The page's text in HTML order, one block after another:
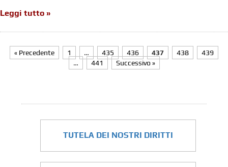
Leggi tutto »
« Precedente 1 … 435 436 437 438
439
…
441 Successivo »
TUTELA DEI NOSTRI DIRITTI